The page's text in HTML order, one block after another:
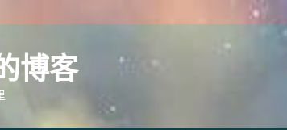
博客